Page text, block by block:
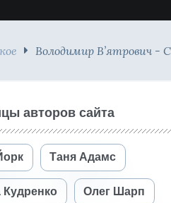
Володимир В’ятрович -
авторов сайта
Таня Адамс
Кудренко Олег Шарп